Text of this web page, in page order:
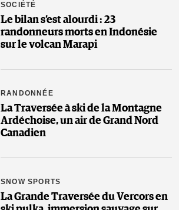
SOCIÉTÉ
Le bilan s’est alourdi : 23
randonneurs morts en Indonésie
sur le volcan Marapi
RANDONNÉE
La Traversée à ski de la Montagne
Ardéchoise, un air de Grand Nord
Canadien
SNOW SPORTS
La Grande Traversée du Vercors en